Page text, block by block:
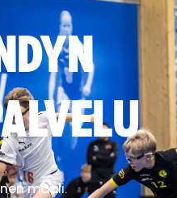
maali.